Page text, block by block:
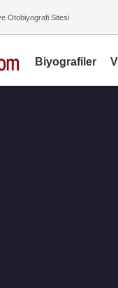
Otobiyografi Sitesi
Biyografiler